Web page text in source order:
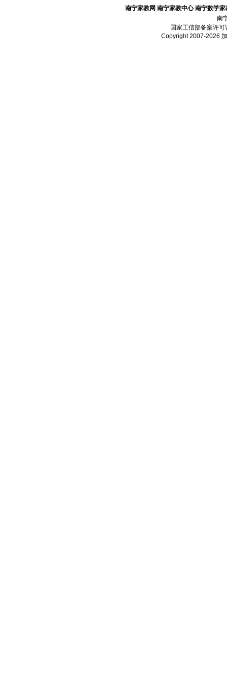
南宁家教网 南宁家教中心 南宁数学家
南
国家工信部备案许可
Copyright 2007-2026